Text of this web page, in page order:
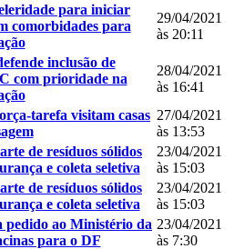
para iniciar
comorbidades para
29/04/2021
às 20:11
inclusão de
com prioridade na
28/04/2021
às 16:41
tarefa visitam casas 27/04/2021
às 13:53
de resíduos sólidos
e coleta seletiva
23/04/2021
às 15:03
de resíduos sólidos
e coleta seletiva
23/04/2021
às 15:03
ao Ministério da
para o DF
23/04/2021
às 7:30